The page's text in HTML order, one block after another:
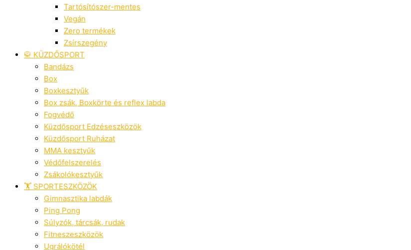
Tartósítószer-mentes
Vegán
Zero termékek
Zsírszegény
🥋 KÜZDŐSPORT
Bandázs
Box
Boxkesztyűk
Box zsák, Boxkörte és reflex labda
Fogvédő
Küzdősport Edzéseszközök
Küzdősport Ruházat
MMA kesztyűk
Védőfelszerelés
Zsákolókesztyűk
🏋️ SPORTESZKÖZÖK
Gimnasztika labdák
Ping Pong
Súlyzók, tárcsák, rudak
Fitneszeszközök
Ugrálókötél